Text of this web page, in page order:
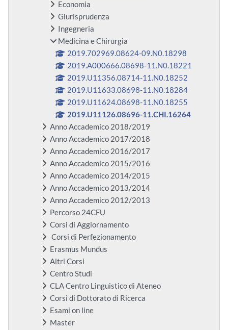
Economia
Giurisprudenza
Ingegneria
Medicina e Chirurgia
2019.702969.08624-09.N0.18298
2019.A000666.08698-11.N0.18221
2019.U11356.08714-11.N0.18252
2019.U11633.08698-11.N0.18284
2019.U11624.08698-11.N0.18255
2019.U11126.08696-11.CHI.16264
Anno Accademico 2018/2019
Anno Accademico 2017/2018
Anno Accademico 2016/2017
Anno Accademico 2015/2016
Anno Accademico 2014/2015
Anno Accademico 2013/2014
Anno Accademico 2012/2013
Percorso 24CFU
Corsi di Aggiornamento
Corsi di Perfezionamento
Erasmus Mundus
Altri Corsi
Centro Studi
CLA Centro Linguistico di Ateneo
Corsi di Dottorato di Ricerca
Esami on line
Master